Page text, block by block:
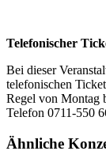
Telefonischer
Bei dieser
telefonischen
Regel von Montag
Telefon 0711-550
Ähnliche